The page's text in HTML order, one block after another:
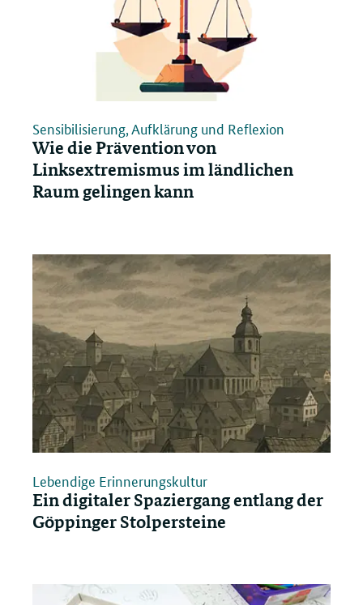
Sensibilisierung, Aufklärung und Reflexion
Wie die Prävention von
Linksextremismus im ländlichen
Raum gelingen kann
Lebendige Erinnerungskultur
Ein digitaler Spaziergang entlang der
Göppinger Stolpersteine